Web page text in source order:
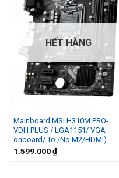
HẾT HÀNG
Mainboard MSI H310M PRO-
VDH PLUS / LGA1151/ VGA
onboard/ To /No M2/HDMI)
1.599.000₫